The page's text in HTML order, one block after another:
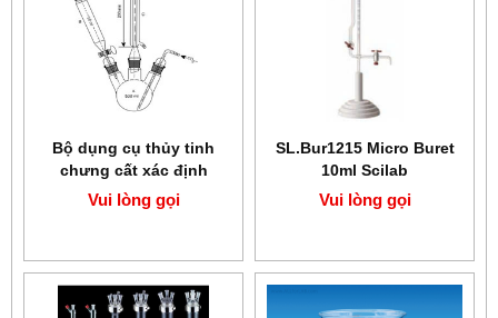
Bộ dụng cụ thủy tinh
chưng cất xác định
sulfite tự do SciLab
Vui lòng gọi
SL.Bur1215 Micro Buret
10ml Scilab
Vui lòng gọi